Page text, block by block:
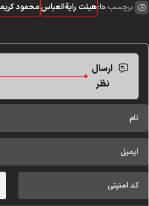
برچسب ها:هیئت رایةالعباسمحمود کریمی
ارسال
نظر